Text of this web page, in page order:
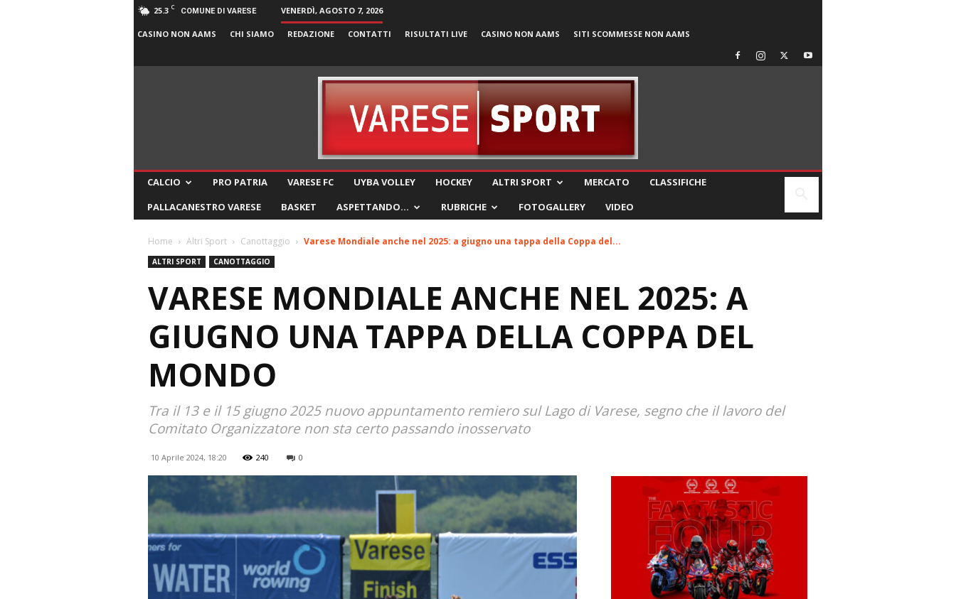
25.3 C COMUNE DI VARESE VENERDÌ, AGOSTO 7, 2026
CASINO NON AAMS CHI SIAMO REDAZIONE CONTATTI RISULTATI LIVE CASINO NON AAMS SITI SCOMMESSE NON AAMS
CALCIO PRO PATRIA VARESE FC UYBA VOLLEY HOCKEY ALTRI SPORT MERCATO
CLASSIFICHE
PALLACANESTRO VARESE
BASKET ASPETTANDO… RUBRICHE FOTOGALLERY VIDEO
Home Altri Sport Canottaggio Varese Mondiale anche nel 2025: a giugno una tappa della Coppa del...
ALTRI SPORT CANOTTAGGIO
VARESE MONDIALE ANCHE NEL 2025: A
GIUGNO UNA TAPPA DELLA COPPA DEL
MONDO
Tra il 13 e il 15 giugno 2025 nuovo appuntamento remiero sul Lago di Varese, segno che il lavoro del
Comitato Organizzatore non sta certo passando inosservato
10 Aprile 2024, 18:20 240 0